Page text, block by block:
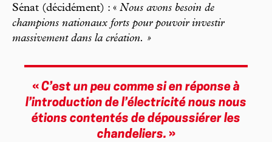
Sénat (décidément) : « Nous avons besoin de
champions nationaux forts pour pouvoir investir
massivement dans la création. »
« C’est un peu comme si en réponse à
l’introduction de l’électricité nous nous
étions contentés de dépoussiérer les
chandeliers. »